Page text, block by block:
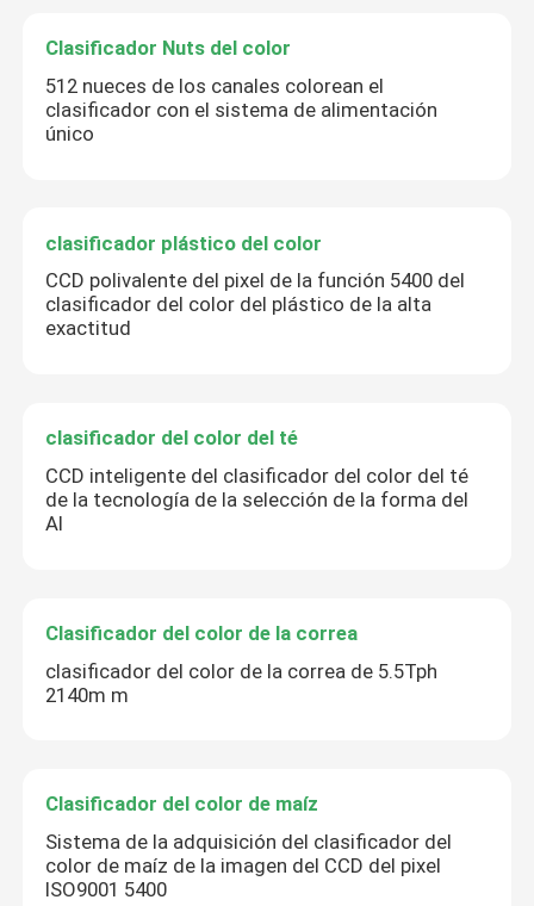
Clasificador Nuts del color
512 nueces de los canales colorean el
clasificador con el sistema de alimentación
único
clasificador plástico del color
CCD polivalente del pixel de la función 5400 del
clasificador del color del plástico de la alta
exactitud
clasificador del color del té
CCD inteligente del clasificador del color del té
de la tecnología de la selección de la forma del
AI
Clasificador del color de la correa
clasificador del color de la correa de 5.5Tph
2140m m
Clasificador del color de maíz
Sistema de la adquisición del clasificador del
color de maíz de la imagen del CCD del pixel
ISO9001 5400